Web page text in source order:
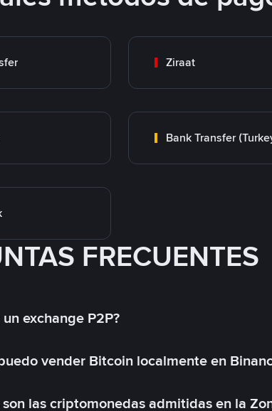
Ziraat
Bank Transfer
FRECUENTES
un exchange P2P?
vender Bitcoin localmente en
son las criptomonedas admitidas en la